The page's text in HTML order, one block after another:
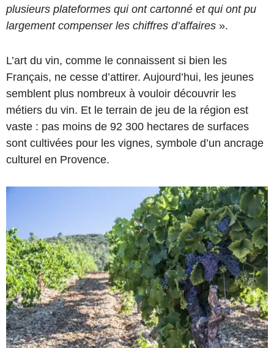
plusieurs plateformes qui ont cartonné et qui ont pu
largement compenser les chiffres d’affaires ».
L’art du vin, comme le connaissent si bien les
Français, ne cesse d’attirer. Aujourd’hui, les jeunes
semblent plus nombreux à vouloir découvrir les
métiers du vin. Et le terrain de jeu de la région est
vaste : pas moins de 92 300 hectares de surfaces
sont cultivées pour les vignes, symbole d’un ancrage
culturel en Provence.